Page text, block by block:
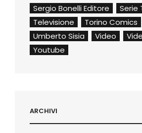
Sergio Bonelli Editore
Serie
Televisione
Torino Comics
Umberto Sisia
Video
Youtube
ARCHIVI